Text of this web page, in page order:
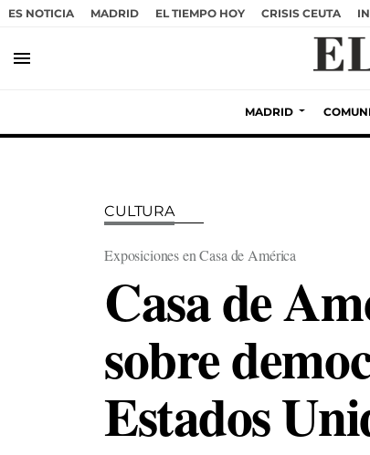
ES NOTICIA MADRID EL TIEMPO HOY CRISIS CEUTA
menu
MADRID
CULTURA
Exposiciones en Casa de América
Casa de
sobre
Estados